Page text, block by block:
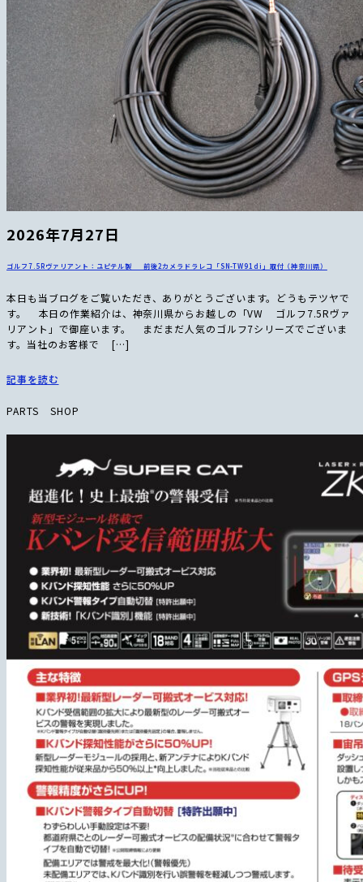
2026年7月27日
ゴルフ7.5Rヴァリアント：ユピテル製 前後2カメラドラレコ「SN-TW91di」取付（神奈川県）
本日も当ブログをご覧いただき、ありがとうございます。どうもテツヤで
す。 本日の作業紹介は、神奈川県からお越しの「VW ゴルフ7.5Rヴァ
リアント」で御座います。 まだまだ人気のゴルフ7シリーズでございま
す。当社のお客様で […]
記事を読む
PARTS SHOP